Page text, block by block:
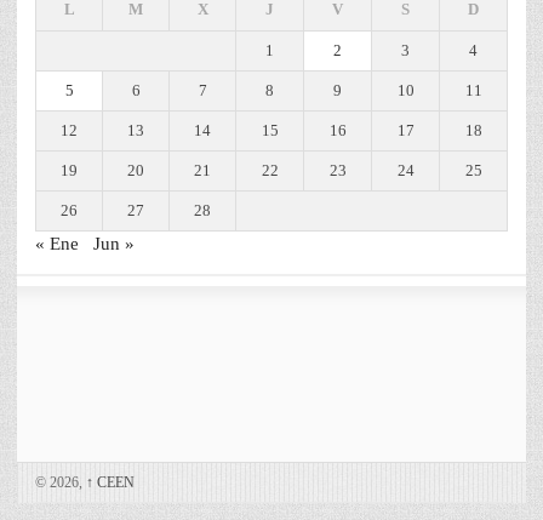
L M X J V S D
1 2 3 4
5 6 7 8 9 10 11
12 13 14 15 16 17 18
19 20 21 22 23 24 25
26 27 28
« Ene Jun »
© 2026, ↑ CEEN